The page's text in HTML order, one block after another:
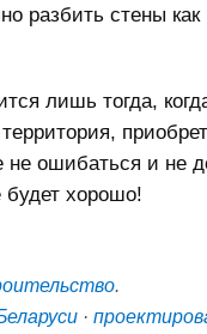
разбить стены
лишь тогда,
ошибаться и не
будет хорошо!
.
·